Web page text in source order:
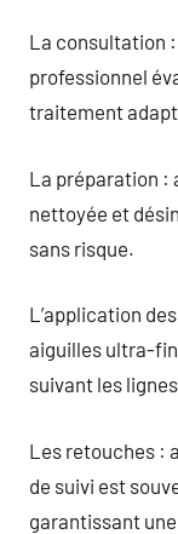
La consultation
professionnel
traitement
La préparation :
nettoyée et
sans risque.
L’application
aiguilles ultra-
suivant les
Les retouches :
de suivi est
garantissant